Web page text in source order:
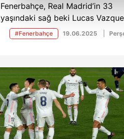
Sizlere daha iyi bir hizmet
çerezler vasıtasıyla çeşitli
amacıyla kullanılmaktadır.
reklam/pazarlama faaliyetlerinin
butonuna tıklayabilir,Çerez
6698 sayılı Kişisel Verilerin
mevzuata uygun olarak
Fenerbahçe, Real Madrid’in 33
yaşındaki sağ beki Lucas
göz dikti.
#Fenerbahçe 19.06.2025